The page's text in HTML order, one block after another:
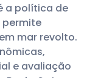
a política de
permite
mar revolto.
e avaliação